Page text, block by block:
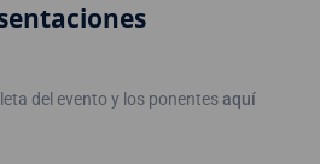
del evento y los ponentesaquí